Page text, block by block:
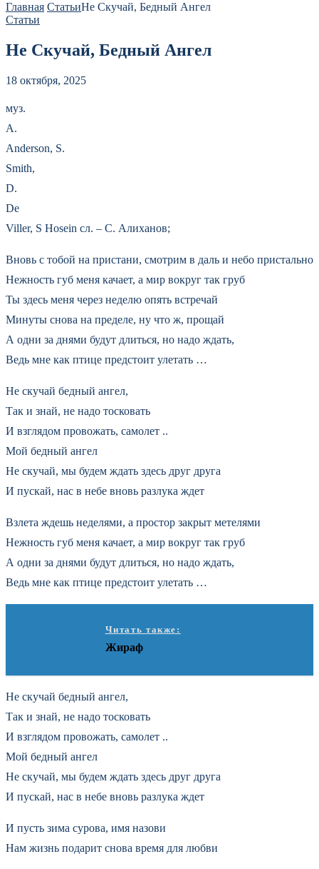
Главная СтатьиНе Скучай, Бедный Ангел
Статьи
Не Скучай, Бедный Ангел
18 октября, 2025
муз.
A.
Anderson, S.
Smith,
D.
De
Viller, S Hosein сл. – С. Алиханов;
Вновь с тобой на пристани, смотрим в даль и небо пристально
Нежность губ меня качает, а мир вокруг так груб
Ты здесь меня через неделю опять встречай
Минуты снова на пределе, ну что ж, прощай
А одни за днями будут длиться, но надо ждать,
Ведь мне как птице предстоит улетать …
Не скучай бедный ангел,
Так и знай, не надо тосковать
И взглядом провожать, самолет ..
Мой бедный ангел
Не скучай, мы будем ждать здесь друг друга
И пускай, нас в небе вновь разлука ждет
Взлета ждешь неделями, а простор закрыт метелями
Нежность губ меня качает, а мир вокруг так груб
А одни за днями будут длиться, но надо ждать,
Ведь мне как птице предстоит улетать …
Читать также:
Жираф
Не скучай бедный ангел,
Так и знай, не надо тосковать
И взглядом провожать, самолет ..
Мой бедный ангел
Не скучай, мы будем ждать здесь друг друга
И пускай, нас в небе вновь разлука ждет
И пусть зима сурова, имя назови
Нам жизнь подарит снова время для любви